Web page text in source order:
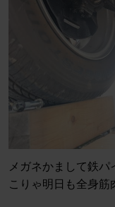
メガネかまして鉄
こりゃ明日も全身筋